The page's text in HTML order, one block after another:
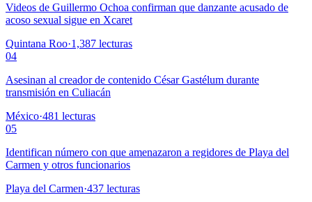
Videos de Guillermo Ochoa confirman que danzante acusado de
acoso sexual sigue en Xcaret
Quintana Roo·1,387 lecturas
04
Asesinan al creador de contenido César Gastélum durante
transmisión en Culiacán
México·481 lecturas
05
Identifican número con que amenazaron a regidores de Playa del
Carmen y otros funcionarios
Playa del Carmen·437 lecturas